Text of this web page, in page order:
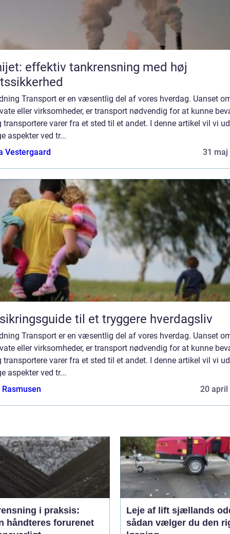
effektiv tankrensning med høj
Transport er en væsentlig del af vores hverdag. Uanset
eller virksomheder, er transport nødvendig for at kunne
transportere varer fra et sted til et andet. I denne artikel vil vi
aspekter ved tr...
Vestergaard
31 maj
til et tryggere hverdagsliv
Transport er en væsentlig del af vores hverdag. Uanset
eller virksomheder, er transport nødvendig for at kunne
transportere varer fra et sted til et andet. I denne artikel vil vi
aspekter ved tr...
20 april
i praksis:
håndteres forurenet
Leje af lift sjællands
sådan vælger du den